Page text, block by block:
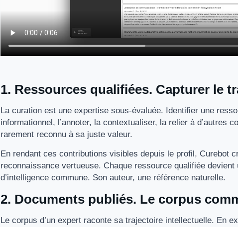
1. Ressources qualifiées. Capturer le
La curation est une expertise sous-évaluée. Identifier une
informationnel, l’annoter, la contextualiser, la relier à d’autres
rarement reconnu à sa juste valeur.
En rendant ces contributions visibles depuis le profil, Curebot
reconnaissance vertueuse. Chaque ressource qualifiée
d’intelligence commune. Son auteur, une référence naturelle.
2. Documents publiés. Le corpus
Le corpus d’un expert raconte sa trajectoire intellectuelle. En